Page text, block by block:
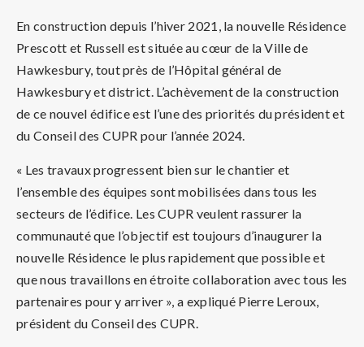
En construction depuis l’hiver 2021, la nouvelle Résidence
Prescott et Russell est située au cœur de la Ville de
Hawkesbury, tout près de l’Hôpital général de
Hawkesbury et district. L’achèvement de la construction
de ce nouvel édifice est l’une des priorités du président et
du Conseil des CUPR pour l’année 2024.
« Les travaux progressent bien sur le chantier et
l’ensemble des équipes sont mobilisées dans tous les
secteurs de l’édifice. Les CUPR veulent rassurer la
communauté que l’objectif est toujours d’inaugurer la
nouvelle Résidence le plus rapidement que possible et
que nous travaillons en étroite collaboration avec tous les
partenaires pour y arriver », a expliqué Pierre Leroux,
président du Conseil des CUPR.